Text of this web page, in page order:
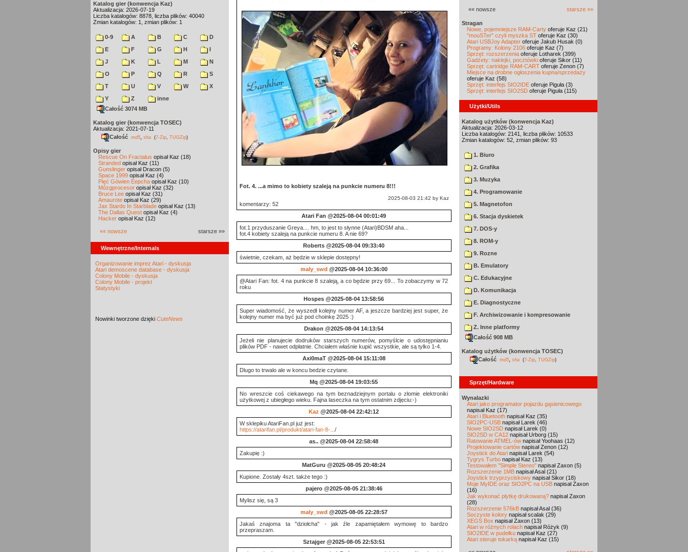
Katalog gier (konwencja Kaz)
Aktualizacja: 2026-07-19
Liczba katalogów: 8878, liczba plików: 40040
Zmian katalogów: 1, zmian plików: 1
0-9 A B C
D
E
F G H
I
J
K L M
N
O
P Q R
S
T
U V W
X
Y
Z
inne
Całość 3074 MB
Katalog gier (konwencja TOSEC)
Aktualizacja: 2021-07-11
Całość md5 sha (7-Zip TUGZip)
Opisy gier
Rescue On Fractalus opisał Kaz (18)
Stranded opisał Kaz (11)
Gunslinger opisał Dracon (5)
Space 1999 opisał Kaz (4)
Pięć Gówien Eepcha opisał Kaz (10)
Mózgprocesor opisał Kaz (32)
Bruce Lee opisał Kaz (31)
Amaurote opisał Kaz (29)
Jax Stardo In Starblade opisał Kaz (13)
The Dallas Quest opisał Kaz (4)
Hacker opisał Kaz (12)
«« nowsze starsze »»
Wewnętrzne/Internals
Organizowanie imprez Atari - dyskusja
Atari demoscene database - dyskusja
Colony Mobile - dyskusja
Colony Mobile - projekt
Statystyki
Nowinki tworzone dzięki CuteNews
Fot. 4. ...a mimo to kobiety szaleją na punkcie numeru 8!!!
2025-08-03 21:42 by Kaz
komentarzy: 52
Atari Fan @2025-08-04 00:01:49
fot.1 przyduszanie Greya.... hm, to jest to słynne (Atari)BDSM aha...
fot.4 kobiety szaleją na punkcie numeru 8. A nie 69?
Roberts @2025-08-04 09:33:40
świetnie, czekam, aż będzie w sklepie dostępny!
maly_swd @2025-08-04 10:36:00
@Atari Fan: fot. 4 na punkcie 8 szaleją, a co będzie przy 69... To zobaczymy w 72
roku
Hospes @2025-08-04 13:58:56
Super wiadomość, że wyszedł kolejny numer AF, a jeszcze bardziej jest super, że
kolejny numer ma być już pod choinkę 2025 :)
Drakon @2025-08-04 14:13:54
Jeżeli nie planujecie dodruków starszych numerów, pomyślcie o udostępnianiu
plików PDF - nawet odpłatnie. Chciałem właśnie kupić wszystkie, ale są tylko 1-4.
Axi0maT@2025-08-04 15:11:08
Dlugo to trwalo ale w koncu bedzie czytane.
Mq @2025-08-04 19:03:55
No wreszcie coś ciekawego na tym beznadziejnym portalu o złomie elektroniki
użytkowej z ubiegłego wieku. Fajna laseczka na tym ostatnim zdjęciu:-)
Kaz @2025-08-04 22:42:12
W sklepiku AtariFan.pl już jest:
https://atarifan.pl/produkt/atari-fan-8-... /
as.. @2025-08-04 22:58:48
Zakupię :)
MatGuru @2025-08-05 20:48:24
Kupione. Zostały 4szt. także tego :)
pajero@2025-08-05 21:38:46
Mylisz się, są 3
maly_swd @2025-08-05 22:28:57
Jakaś znajoma ta "dziołcha" - jak źle zapamiętałem wymowę to bardzo
przepraszam.
Sztajger@2025-08-05 22:53:51
«« nowsze starsze »»
Stragan
Nowe, pojemniejsze RAM-Carty oferuje Kaz (21)
"mouSTer" czyli myszka ST oferuje Kaz (30)
Atari USBJoy Adapter oferuje Jakub Husak (0)
Programy: Kolony 2106 oferuje Kaz (7)
Sprzęt: rozszerzenia oferuje Lotharek (399)
Gadżety: naklejki, pocztówki oferuje Sikor (11)
Sprzęt: cartridge RAM-CART oferuje Zenon (7)
Miejsce na drobne ogłoszenia kupna/sprzedaży
oferuje Kaz (58)
Sprzęt: interfejs SIO2IDE oferuje Piguła (3)
Sprzęt: interfejs SIO2SD oferuje Piguła (115)
Użytki/Utils
Katalog użytków (konwencja Kaz)
Aktualizacja: 2026-03-12
Liczba katalogów: 2141, liczba plików: 10533
Zmian katalogów: 52, zmian plików: 93
1. Biuro
2. Grafika
3. Muzyka
4. Programowanie
5. Magnetofon
6. Stacja dyskietek
7. DOS-y
8. ROM-y
9. Rozne
B. Emulatory
C. Edukacyjne
D. Komunikacja
E. Diagnostyczne
F. Archiwizowanie i kompresowanie
Z. Inne platformy
Całość 908 MB
Katalog użytków (konwencja TOSEC)
Całość md5 sha (7-Zip TUGZip)
Sprzęt/Hardware
Wynalazki
Atari jako programator pojazdu gąsienicowego
napisał Kaz (17)
Atari i Bluetooth napisał Kaz (35)
SIO2PC-USB napisał Larek (46)
Nowe SIO2SD napisał Larek (0)
SIO2SD w CA12 napisał Urborg (15)
Ratowanie ATMEL-ów napisał Yoohaas (12)
Projektowanie cartów napisał Zenon (12)
Joystick do Atari napisał Larek (54)
Tygrys Turbo napisał Kaz (13)
Testowałem "Simple Stereo" napisał Zaxon (5)
Rozszerzenie 1MB napisał Asal (21)
Joystick trzyprzyciskowy napisał Sikor (18)
Moje MyIDE oraz SIO2PC na USB napisał Zaxon
(16)
Jak wykonać płytkę drukowaną? napisał Zaxon
(28)
Rozszerzenie 576kB napisał Asal (36)
Soczyste kolory napisał scalak (29)
XEGS Box napisał Zaxon (13)
Atari w różnych rolach napisał Różyk (9)
SIO2IDE w pudełku napisał Kaz (27)
Atari steruje tokarką napisał Kaz (15)